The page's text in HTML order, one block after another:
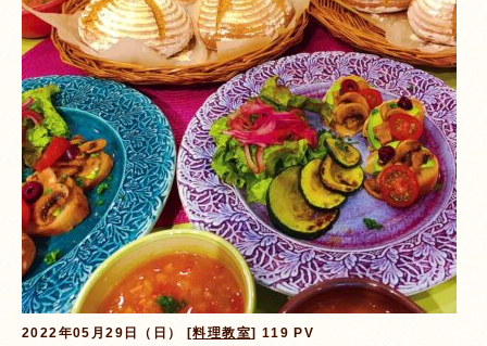
2022年05月29日（日） [料理教室] 119 PV